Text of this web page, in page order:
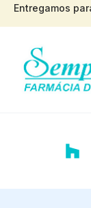
Entregamos